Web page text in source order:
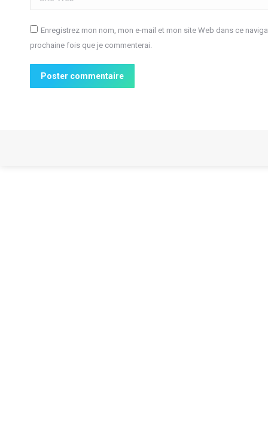
Enregistrez mon nom, mon e-mail et mon site Web dans ce
prochaine fois que je commenterai.
Poster commentaire